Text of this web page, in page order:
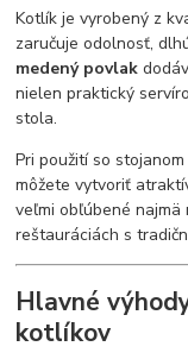
Kotlík je vyrobený z
zaručuje odolnosť,
medený povlak
nielen praktický
stola.
Pri použití so
môžete vytvoriť
veľmi obľúbené
reštauráciách s
Hlavné
kotlíkov